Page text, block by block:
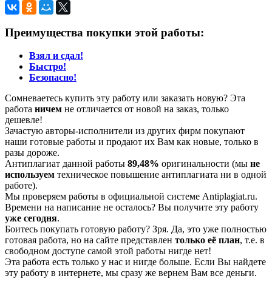
Преимущества покупки этой работы:
Взял и сдал!
Быстро!
Безопасно!
Сомневаетесь купить эту работу или заказать новую? Эта
работа ничем не отличается от новой на заказ, только
дешевле!
Зачастую авторы-исполнители из других фирм покупают
наши готовые работы и продают их Вам как новые, только в
разы дороже.
Антиплагиат данной работы 89,48% оригинальности (мы не
используем техническое повышение антиплагиата ни в одной
работе).
Мы проверяем работы в официальной системе Аntiplagiat.ru.
Времени на написание не осталось? Вы получите эту работу
уже сегодня.
Боитесь покупать готовую работу? Зря. Да, это уже полностью
готовая работа, но на сайте представлен только её план, т.е. в
свободном доступе самой этой работы нигде нет!
Эта работа есть только у нас и нигде больше. Если Вы найдете
эту работу в интернете, мы сразу же вернем Вам все деньги.